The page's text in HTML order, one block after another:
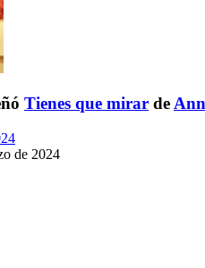
Tienes que mirar de
de 2024